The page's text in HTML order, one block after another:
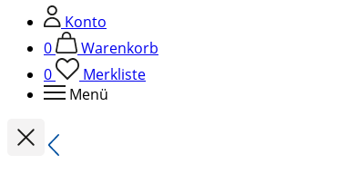
Konto
0
Warenkorb
0
Merkliste
Menü